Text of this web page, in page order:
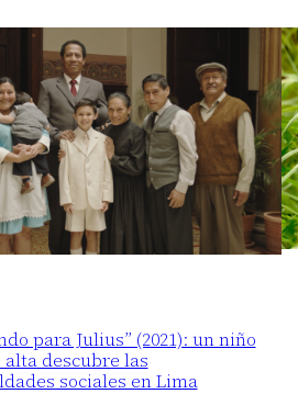
para Julius” (2021): un niño
alta descubre las
sociales en Lima